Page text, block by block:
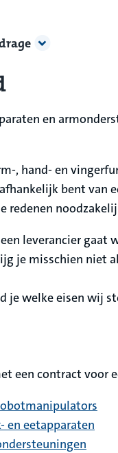
en
, hand- en
bent van
redenen
leverancier
je misschien niet
je welke eisen wij
een contract
en eetapparaten